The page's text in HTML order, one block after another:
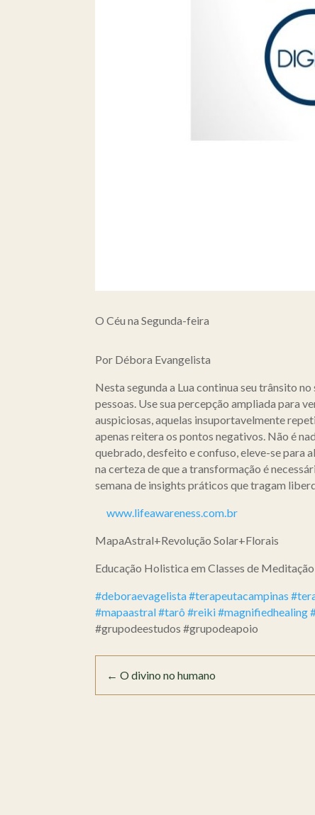
O Céu na Segunda-feira
Por Débora Evangelista
Nesta segunda a Lua continua seu trânsito
pessoas. Use sua percepção ampliada para
auspiciosas, aquelas insuportavelmente
apenas reitera os pontos negativos. Não é
quebrado, desfeito e confuso, eleve-se para
na certeza de que a transformação é
semana de insights práticos que tragam
www.lifeawareness.com.br
MapaAstral+Revolução Solar+Florais
Educação Holistica em Classes de
#deboraevagelista#terapeutacampinas
#mapaastral#tarô #reiki#magnifiedhealing
#grupodeestudos #grupodeapoio
←O divino no humano